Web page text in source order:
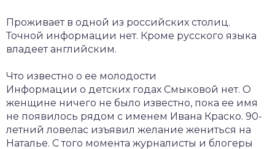
Проживает в одной из российских столиц.
Точной информации нет. Кроме русского языка
владеет английским.
Что известно о ее молодости
Информации о детских годах Смыковой нет. О
женщине ничего не было известно, пока ее имя
не появилось рядом с именем Ивана Краско. 90-
летний ловелас изъявил желание жениться на
Наталье. С того момента журналисты и блогеры